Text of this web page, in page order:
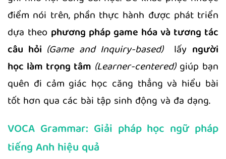
điểm nói trên, phần thực hành được phát triển
dựa theo phương pháp game hóa và tương tác
câu hỏi (Game and Inquiry-based) lấy người
học làm trọng tâm (Learner-centered) giúp bạn
quên đi cảm giác học căng thẳng và hiểu bài
tốt hơn qua các bài tập sinh động và đa dạng.
VOCA Grammar: Giải pháp học ngữ pháp
tiếng Anh hiệu quả